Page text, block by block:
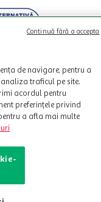
rezervate!
de navigare, pentru a
traficul pe site.
acordul pentru
preferințele privind
a afla mai multe
Continuă fără a accepta